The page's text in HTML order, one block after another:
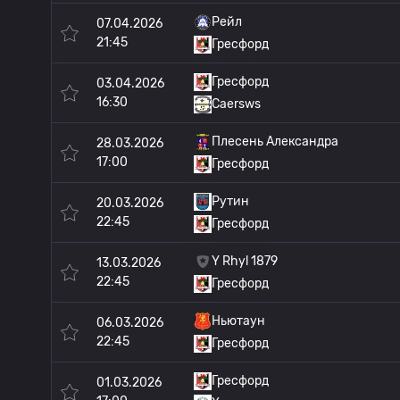
07.04.2026
21:45
Рейл
Гресфорд
03.04.2026
16:30
Гресфорд
Caersws
28.03.2026
17:00
Плесень Александра
Гресфорд
20.03.2026
22:45
Рутин
Гресфорд
13.03.2026
22:45
Y Rhyl 1879
Гресфорд
06.03.2026
22:45
Ньютаун
Гресфорд
01.03.2026
Гресфорд